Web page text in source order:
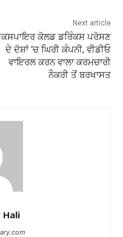
Next article
ਕੋਲਡ ਡਰਿੰਕਸ ਪਰੋਸਣ
ਦੇ ਦੋਸ਼ਾਂ ‘ਚ ਘਿਰੀ ਕੰਪਨੀ, ਵੀਡੀਓ
ਵਾਇਰਲ ਕਰਨ ਵਾਲਾ ਕਰਮਚਾਰੀ
ਨੌਕਰੀ ਤੋਂ ਬਰਖਾਸਤ
Hali